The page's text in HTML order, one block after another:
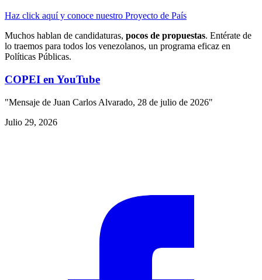
Haz click aquí y conoce nuestro Proyecto de País
Muchos hablan de candidaturas, pocos de propuestas. Entérate de
lo traemos para todos los venezolanos, un programa eficaz en
Políticas Públicas.
COPEI en YouTube
"Mensaje de Juan Carlos Alvarado, 28 de julio de 2026"
Julio 29, 2026